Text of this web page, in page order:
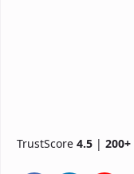
TrustScore 4.5 | 200+